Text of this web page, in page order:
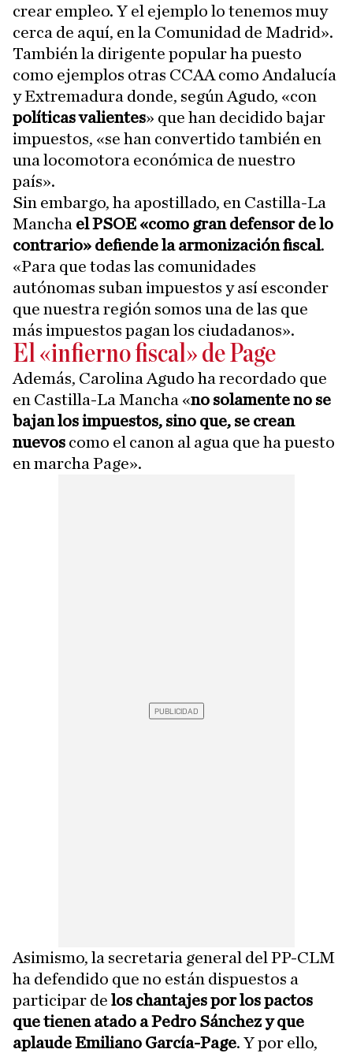
crear empleo. Y el ejemplo lo tenemos muy
cerca de aquí, en la Comunidad de Madrid».
También la dirigente popular ha puesto
como ejemplos otras CCAA como Andalucía
y Extremadura donde, según Agudo, «con
políticas valientes» que han decidido bajar
impuestos, «se han convertido también en
una locomotora económica de nuestro
país».
Sin embargo, ha apostillado, en Castilla-La
Mancha el PSOE «como gran defensor de lo
contrario» defiende la armonización fiscal.
«Para que todas las comunidades
autónomas suban impuestos y así esconder
que nuestra región somos una de las que
más impuestos pagan los ciudadanos».
El «infierno fiscal» de Page
Además, Carolina Agudo ha recordado que
en Castilla-La Mancha «no solamente no se
bajan los impuestos, sino que, se crean
nuevos como el canon al agua que ha puesto
en marcha Page».
Asimismo, la secretaria general del PP-CLM
ha defendido que no están dispuestos a
participar de los chantajes por los pactos
que tienen atado a Pedro Sánchez y que
aplaude Emiliano García-Page. Y por ello,